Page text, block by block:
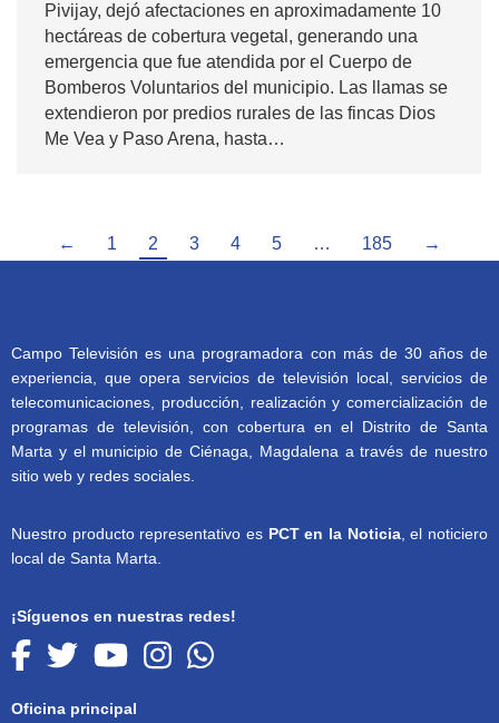
Pivijay, dejó afectaciones en aproximadamente 10
hectáreas de cobertura vegetal, generando una
emergencia que fue atendida por el Cuerpo de
Bomberos Voluntarios del municipio. Las llamas se
extendieron por predios rurales de las fincas Dios
Me Vea y Paso Arena, hasta…
← 1 2 3 4 5 … 185 →
Campo Televisión es una programadora con más de 30 años de
experiencia, que opera servicios de televisión local, servicios de
telecomunicaciones, producción, realización y comercialización de
programas de televisión, con cobertura en el Distrito de Santa
Marta y el municipio de Ciénaga, Magdalena a través de nuestro
sitio web y redes sociales.
Nuestro producto representativo es PCT en la Noticia, el noticiero
local de Santa Marta.
¡Síguenos en nuestras redes!
Oficina principal